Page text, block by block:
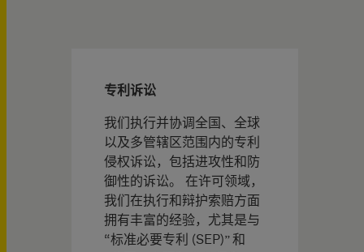
专利诉讼
我们执行并协调全国、全球
以及多管辖区范围内的专利
侵权诉讼，包括进攻性和防
御性的诉讼。 在许可领域，
我们在执行和辩护索赔方面
拥有丰富的经验，尤其是与
“标准必要专利 (SEP)” 和